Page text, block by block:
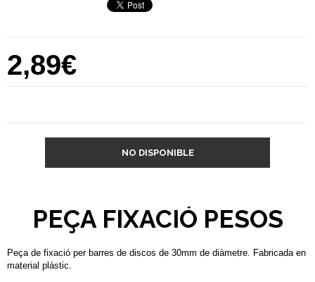
2,89€
NO DISPONIBLE
PEÇA FIXACIÓ PESOS
Peça de fixació per barres de discos de 30mm de diàmetre. Fabricada en
material plástic.